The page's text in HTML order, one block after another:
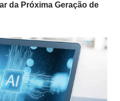
da Próxima Geração de